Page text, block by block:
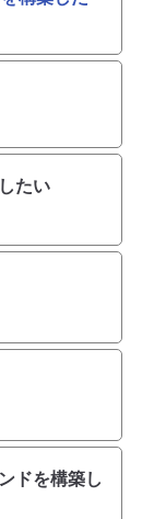
たい
ドを構築し